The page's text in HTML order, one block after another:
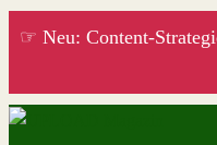
Zum
☞ Neu: Content-